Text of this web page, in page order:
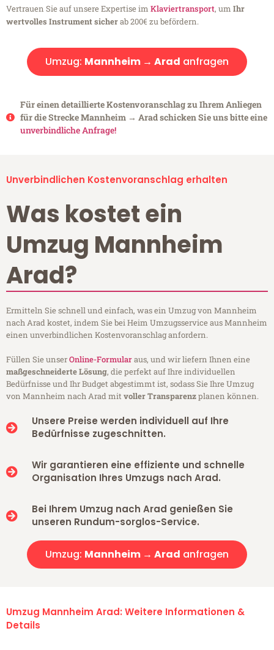
Vertrauen Sie auf unsere Expertise im Klaviertransport, um Ihr
wertvolles Instrument sicherab 200€ zu befördern.
Umzug: Mannheim → Arad anfragen
Für einen detaillierte Kostenvoranschlag zu Ihrem Anliegen
für die Strecke Mannheim → Arad schicken Sie uns bitte eine
unverbindliche Anfrage!
Unverbindlichen Kostenvoranschlag erhalten
Was kostet ein
Umzug Mannheim
Arad?
Ermitteln Sie schnell und einfach, was ein Umzug von Mannheim
nach Arad kostet, indem Sie bei Heim Umzugsservice aus Mannheim
einen unverbindlichen Kostenvoranschlag anfordern.
Füllen Sie unserOnline-Formularaus, und wir liefern Ihnen eine
maßgeschneiderte Lösung, die perfekt auf Ihre individuellen
Bedürfnisse und Ihr Budget abgestimmt ist, sodass Sie Ihre Umzug
von Mannheim nach Arad mitvoller Transparenzplanen können.
Unsere Preise werden individuell auf Ihre
Bedürfnisse zugeschnitten.
Wir garantieren eine effiziente und schnelle
Organisation Ihres Umzugs nach Arad.
Bei Ihrem Umzug nach Arad genießen Sie
unseren Rundum-sorglos-Service.
Umzug: Mannheim → Arad anfragen
Umzug Mannheim Arad: Weitere Informationen &
Details